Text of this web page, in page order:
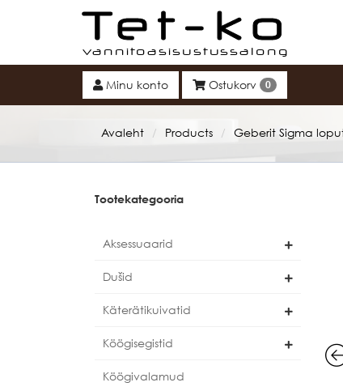
Tet-ko
Minu konto Ostukorv 0
Avaleht / Products / Geberit Sigma
Tootekategooria
Aksessuaarid
Dušid
Käterätikuivatid
Köögisegistid
Köögivalamud